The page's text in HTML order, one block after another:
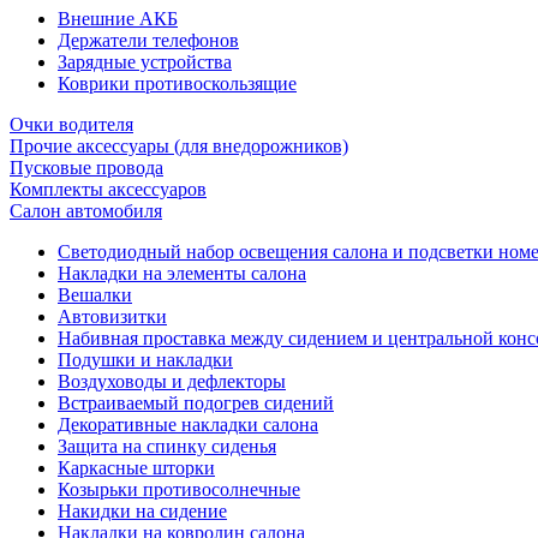
Внешние АКБ
Держатели телефонов
Зарядные устройства
Коврики противоскользящие
Очки водителя
Прочие аксессуары (для внедорожников)
Пусковые провода
Комплекты аксессуаров
Салон автомобиля
Светодиодный набор освещения салона и подсветки
Накладки на элементы салона
Вешалки
Автовизитки
Набивная проставка между сидением и центральной
Подушки и накладки
Воздуховоды и дефлекторы
Встраиваемый подогрев сидений
Декоративные накладки салона
Защита на спинку сиденья
Каркасные шторки
Козырьки противосолнечные
Накидки на сидение
Накладки на ковролин салона